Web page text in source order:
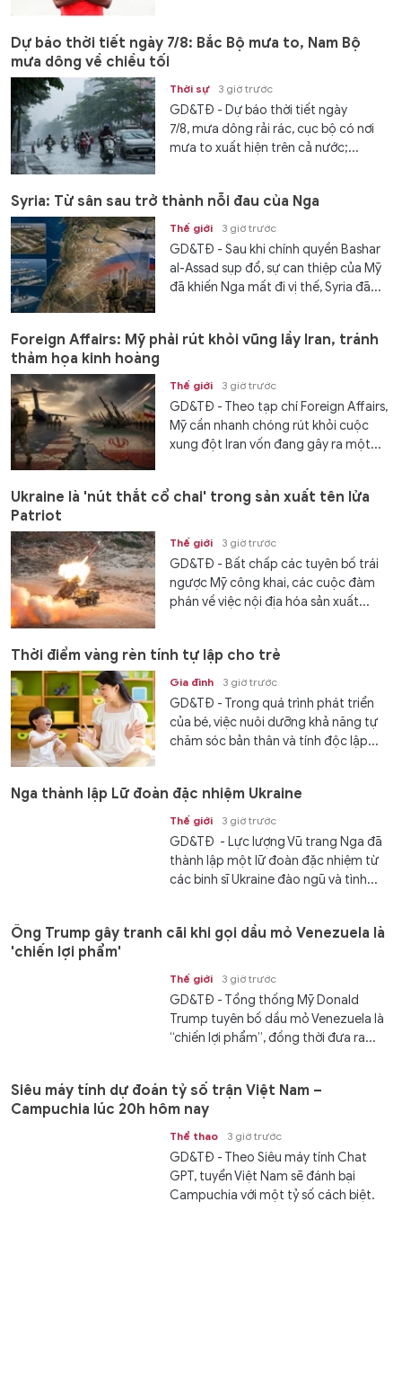
Dự báo thời tiết ngày 7/8: Bắc Bộ mưa to, Nam Bộ
mưa dông về chiều tối
Thời sự 3 giờ trước
GD&TĐ - Dự báo thời tiết ngày
7/8, mưa dông rải rác, cục bộ có nơi
mưa to xuất hiện trên cả nước;...
Syria: Từ sân sau trở thành nỗi đau của Nga
Thế giới 3 giờ trước
GD&TĐ - Sau khi chính quyền Bashar
al-Assad sụp đổ, sự can thiệp của Mỹ
đã khiến Nga mất đi vị thế, Syria đã...
Foreign Affairs: Mỹ phải rút khỏi vũng lầy Iran, tránh
thảm họa kinh hoàng
Thế giới 3 giờ trước
GD&TĐ - Theo tạp chí Foreign Affairs,
Mỹ cần nhanh chóng rút khỏi cuộc
xung đột Iran vốn đang gây ra một...
Ukraine là 'nút thắt cổ chai' trong sản xuất tên lửa
Patriot
Thế giới 3 giờ trước
GD&TĐ - Bất chấp các tuyên bố trái
ngược Mỹ công khai, các cuộc đàm
phán về việc nội địa hóa sản xuất...
Thời điểm vàng rèn tính tự lập cho trẻ
Gia đình 3 giờ trước
GD&TĐ - Trong quá trình phát triển
của bé, việc nuôi dưỡng khả năng tự
chăm sóc bản thân và tính độc lập...
Nga thành lập Lữ đoàn đặc nhiệm Ukraine
Thế giới 3 giờ trước
GD&TĐ - Lực lượng Vũ trang Nga đã
thành lập một lữ đoàn đặc nhiệm từ
các binh sĩ Ukraine đào ngũ và tình...
Ông Trump gây tranh cãi khi gọi dầu mỏ Venezuela là
'chiến lợi phẩm'
Thế giới 3 giờ trước
GD&TĐ - Tổng thống Mỹ Donald
Trump tuyên bố dầu mỏ Venezuela là
“chiến lợi phẩm”, đồng thời đưa ra...
Siêu máy tính dự đoán tỷ số trận Việt Nam –
Campuchia lúc 20h hôm nay
Thể thao 3 giờ trước
GD&TĐ - Theo Siêu máy tính Chat
GPT, tuyển Việt Nam sẽ đánh bại
Campuchia với một tỷ số cách biệt.